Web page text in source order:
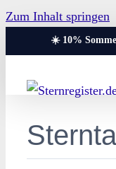
Zum Inhalt springen
☀️ 10%